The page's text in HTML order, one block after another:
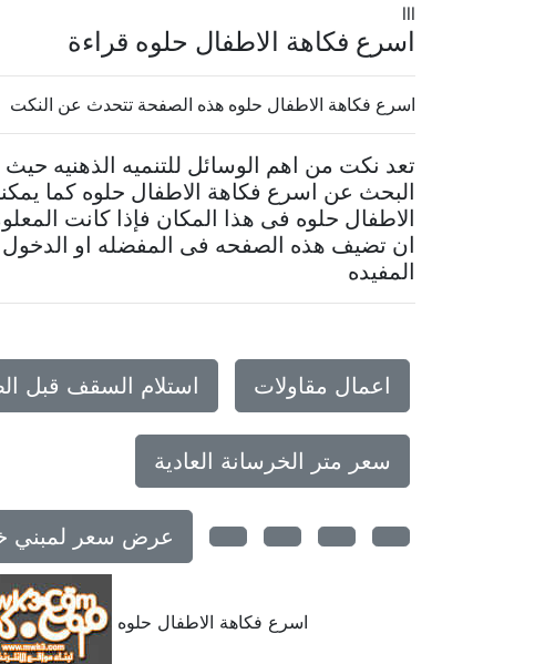
lll
اسرع فكاهة الاطفال حلوه قراءة
اسرع فكاهة الاطفال حلوه هذه الصفحة تتحدث عن النكت
تعد نكت من اهم الوسائل للتنميه الذهنيه
البحث عن اسرع فكاهة الاطفال حلوه كما
الاطفال حلوه فى هذا المكان فإذا كانت
ان تضيف هذه الصفحه فى المفضله او الدخول
المفيده
اعمال مقاولات استلام السقف قبل
سعر متر الخرسانة العادية
عرض سعر لمبني
اسرع فكاهة الاطفال حلوه